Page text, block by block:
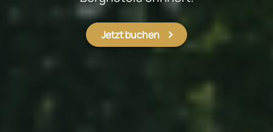
Jetzt buchen